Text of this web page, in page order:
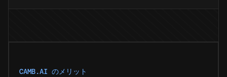
CAMB.AI のメリット